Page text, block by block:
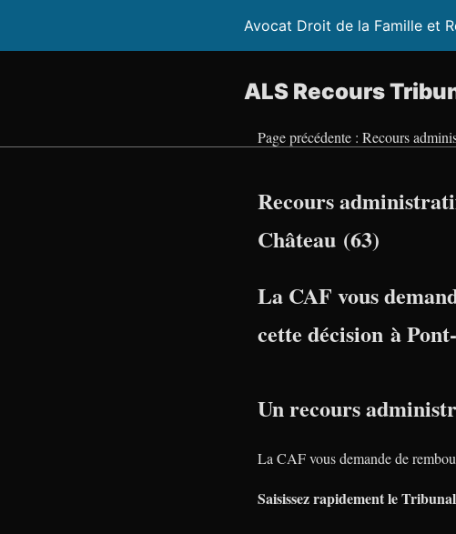
Avocat Droit de la Famille et
ALS Recours
Page précédente : Recours
Recours
Château (63)
La CAF vous
cette décision à
Un recours
La CAF vous demande de
Saisissez rapidement le